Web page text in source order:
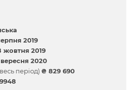
2019
жовтня 2019
2020
період) ₴ 829 690
9948